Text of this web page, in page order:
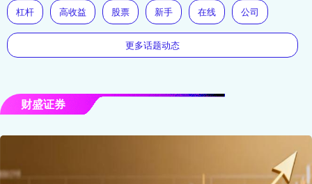
杠杆 高收益 股票 新手 在线 公司
更多话题动态
财盛证券